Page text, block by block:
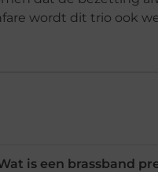
wordt dit trio ook
is een brassband